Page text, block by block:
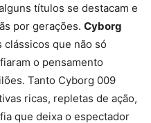
títulos se destacam e
por gerações. Cyborg
clássicos que não só
o pensamento
Tanto Cyborg 009
ricas, repletas de ação,
que deixa o espectador